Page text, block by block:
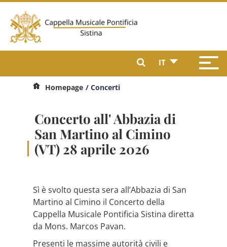
IT
Homepage / Concerti
Concerto all' Abbazia di
San Martino al Cimino
(VT) 28 aprile 2026
Sì è svolto questa sera all’Abbazia di San
Martino al Cimino il Concerto della
Cappella Musicale Pontificia Sistina diretta
da Mons. Marcos Pavan.
Presenti le massime autorità civili e